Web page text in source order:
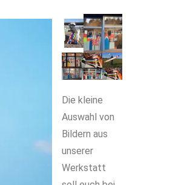
Die kleine
Auswahl von
Bildern aus
unserer
Werkstatt